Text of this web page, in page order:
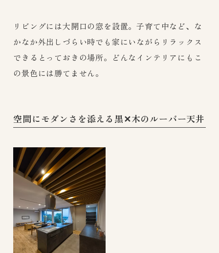
リビングには大開口の窓を設置。子育て中など、な
かなか外出しづらい時でも家にいながらリラックス
できるとっておきの場所。どんなインテリアにもこ
の景色には勝てません。
空間にモダンさを添える黒✕木のルーバー天井